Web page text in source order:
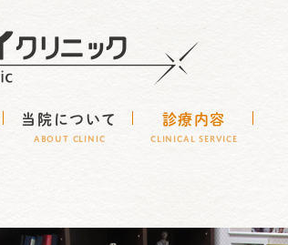
当院について
ABOUT CLINIC
診療内容
CLINICAL SERVICE